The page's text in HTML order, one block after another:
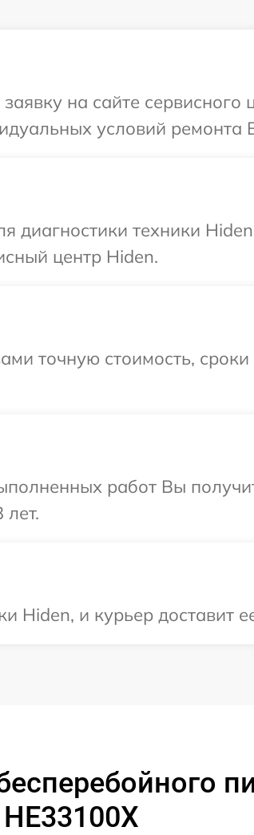
на сайте
условий ремонта
диагностики техники
центр Hiden.
точную стоимость,
работ Вы
и курьер доставит
HE33100X